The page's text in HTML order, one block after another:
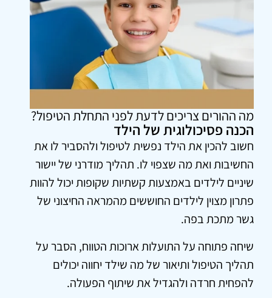
מה ההורים צריכים לדעת לפני התחלת הטיפול?
הכנה פסיכולוגית של הילד
חשוב להכין את הילד נפשית לטיפול ולהסביר לו את
החשיבות ואת מה שצפוי לו. תהליך מודרני של יישור
שיניים לילדים באמצעות קשתיות שקופות יכול להוות
פתרון מצוין לילדים החוששים מהמראה החיצוני של
גשר מתכת בפה.
שיחה פתוחה על התועלות ארוכות הטווח, הסבר על
תהליך הטיפול ותיאור של מה שילד יחווה יכולים
להפחית חרדה ולהגדיל את שיתוף הפעולה.